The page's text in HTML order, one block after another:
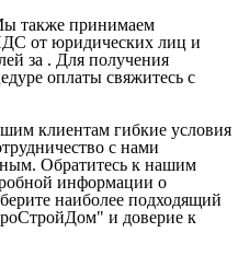
также принимаем
от юридических лиц и
за . Для получения
оплаты свяжитесь с
клиентам гибкие условия
с нами
Обратитесь к нашим
информации о
наиболее подходящий
и доверие к